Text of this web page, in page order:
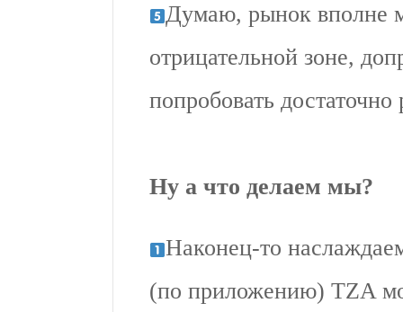
Думаю, рынок вполне
отрицательной зоне,
попробовать достаточно
Ну а что делаем мы?
Наконец-то
(по приложению) TZA